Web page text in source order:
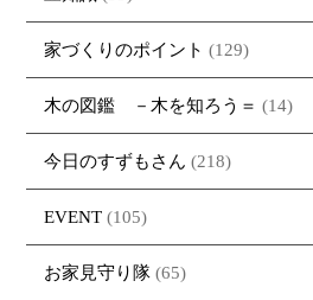
家づくりのポイント (129)
木の図鑑 －木を知ろう＝ (14)
今日のすずもさん (218)
EVENT (105)
お家見守り隊 (65)